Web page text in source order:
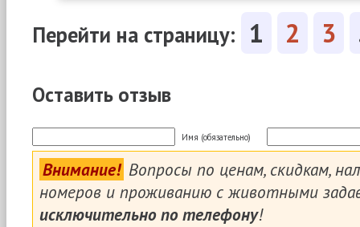
Перейти на страницу: 1 2 3
Оставить отзыв
Имя (обязательно)
Внимание! Вопросы по ценам, скидкам,
номеров и проживанию с животными
исключительно по телефону!